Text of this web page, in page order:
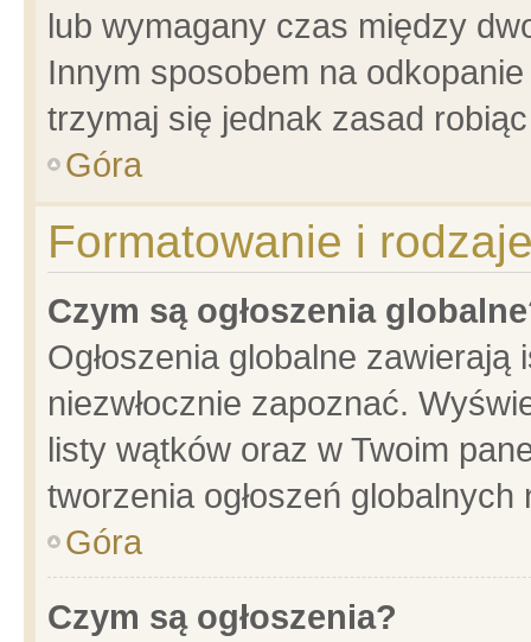
lub wymagany czas między
Innym sposobem na
trzymaj się jednak zasad
Góra
Formatowanie i
Czym są ogłoszenia
Ogłoszenia globalne
niezwłocznie zapoznać.
listy wątków oraz w Twoim
tworzenia ogłoszeń
Góra
Czym są ogłoszenia?